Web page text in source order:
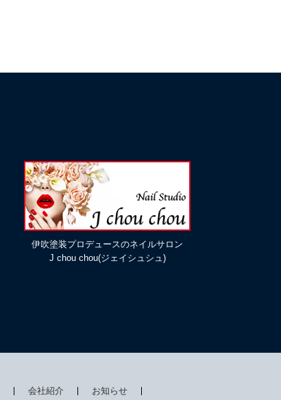
伊吹塗装プロデュースのネイルサロン
J chou chou(ジェイシュシュ)
会社紹介 お知らせ